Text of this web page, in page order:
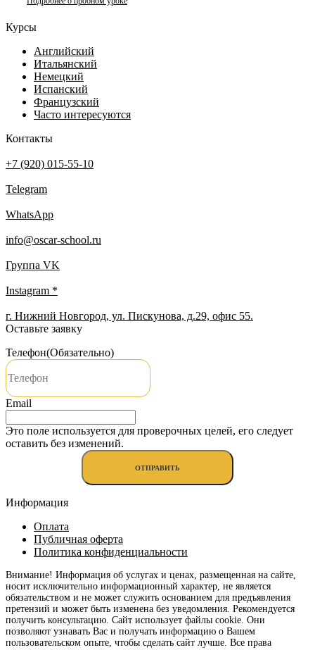
Курсы
Английский
Итальянский
Немецкий
Испанский
Французский
Часто интересуются
Контакты
+7 (920) 015-55-10
Telegram
WhatsApp
info@oscar-school.ru
Группа VK
Instagram *
г. Нижний Новгород, ул. Пискунова, д.29, офис 55.
Оставьте заявку
Телефон(Обязательно)
Email
Это поле используется для проверочных целей, его следует
оставить без изменений.
Информация
Оплата
Публичная оферта
Политика конфиденциальности
Внимание! Информация об услугах и ценах, размещенная на сайте,
носит исключительно информационный характер, не является
обязательством и не может служить основанием для предъявления
претензий и может быть изменена без уведомления. Рекомендуется
получить консультацию. Сайт использует файлы cookie. Они
позволяют узнавать Вас и получать информацию о Вашем
пользовательском опыте, чтобы сделать сайт лучше. Все права